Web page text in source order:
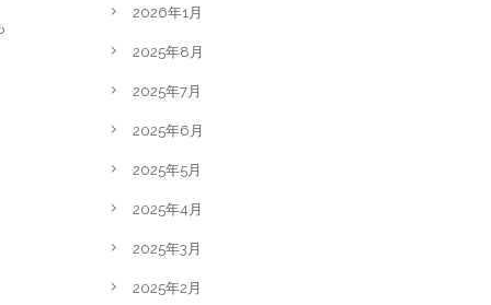
2026年1月
2025年8月
2025年7月
2025年6月
2025年5月
2025年4月
2025年3月
2025年2月